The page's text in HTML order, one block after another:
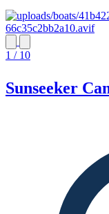
1 / 10
Sunseeker